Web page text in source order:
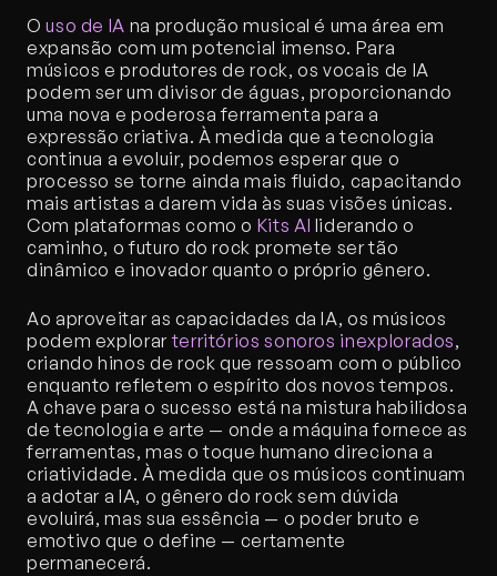
O uso de IA na produção musical é uma área em
expansão com um potencial imenso. Para
músicos e produtores de rock, os vocais de IA
podem ser um divisor de águas, proporcionando
uma nova e poderosa ferramenta para a
expressão criativa. À medida que a tecnologia
continua a evoluir, podemos esperar que o
processo se torne ainda mais fluido, capacitando
mais artistas a darem vida às suas visões únicas.
Com plataformas como o Kits AI liderando o
caminho, o futuro do rock promete ser tão
dinâmico e inovador quanto o próprio gênero.
Ao aproveitar as capacidades da IA, os músicos
podem explorar territórios sonoros inexplorados,
criando hinos de rock que ressoam com o público
enquanto refletem o espírito dos novos tempos.
A chave para o sucesso está na mistura habilidosa
de tecnologia e arte — onde a máquina fornece as
ferramentas, mas o toque humano direciona a
criatividade. À medida que os músicos continuam
a adotar a IA, o gênero do rock sem dúvida
evoluirá, mas sua essência — o poder bruto e
emotivo que o define — certamente
permanecerá.